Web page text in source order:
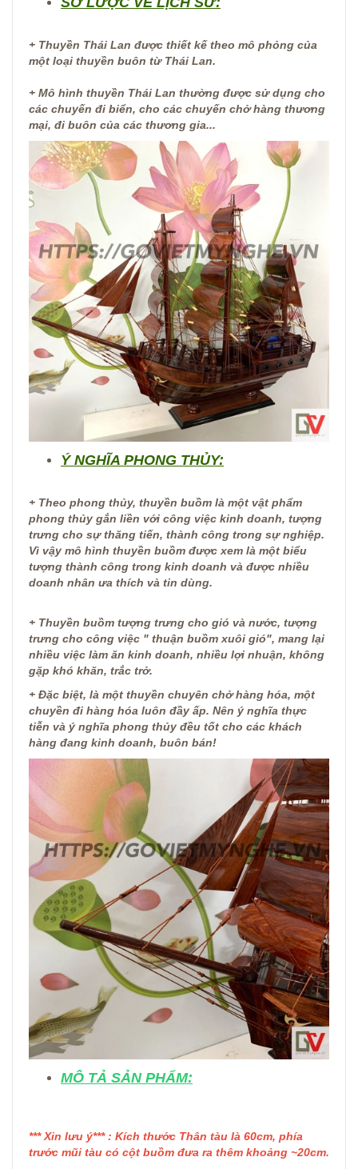
+ Thuyền Thái Lan được thiết kế theo mô phỏng của
một loại thuyền buôn từ Thái Lan.
+ Mô hình thuyền Thái Lan thường được sử dụng cho
các chuyến đi biển, cho các chuyến chở hàng thương
mại, đi buôn của các thương gia...
Ý NGHĨA PHONG THỦY:
+ Theo phong thủy, thuyền buồm là một vật phẩm
phong thủy gắn liền với công việc kinh doanh, tượng
trưng cho sự thăng tiến, thành công trong sự nghiệp.
Vì vậy mô hình thuyền buồm được xem là một biểu
tượng thành công trong kinh doanh và được nhiều
doanh nhân ưa thích và tin dùng.
+ Thuyền buồm tượng trưng cho gió và nước, tượng
trưng cho công việc " thuận buồm xuôi gió", mang lại
nhiều việc làm ăn kinh doanh, nhiều lợi nhuận, không
gặp khó khăn, trắc trở.
+ Đặc biệt, là một thuyền chuyên chở hàng hóa, một
chuyền đi hàng hóa luôn đầy ấp. Nên ý nghĩa thực
tiễn và ý nghĩa phong thủy đều tốt cho các khách
hàng đang kinh doanh, buôn bán!
MÔ TẢ SẢN PHẨM:
*** Xin lưu ý*** : Kích thước Thân tàu là 60cm, phía
trước mũi tàu có cột buồm đưa ra thêm khoảng ~20cm.